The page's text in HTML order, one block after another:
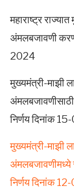
महाराष्ट्र
अंमलबजावणी
2024
मुख्यमंत्री-माझी
अंमलबजावणीसाठी
निर्णय दिनांक
मुख्यमंत्री-माझी
अंमलबजावणीमध्ये
निर्णय दिनांक